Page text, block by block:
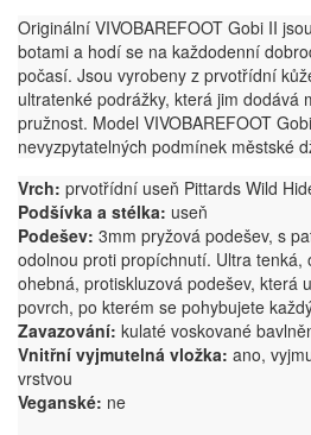
Originální VIVOBAREFOOT Gobi II
botami a hodí se na každodenní
počasí. Jsou vyrobeny z prvotřídní
ultratenké podrážky, která jim dodává
pružnost. Model VIVOBAREFOOT
nevyzpytatelných podmínek městské
Vrch: prvotřídní useň Pittards Wild
Podšívka a stélka: useň
Podešev: 3mm pryžová podešev, s
odolnou proti propíchnutí. Ultra tenká,
ohebná, protiskluzová podešev, která
povrch, po kterém se pohybujete
Zavazování: kulaté voskované
Vnitřní vyjmutelná vložka: ano,
vrstvou
Veganské: ne